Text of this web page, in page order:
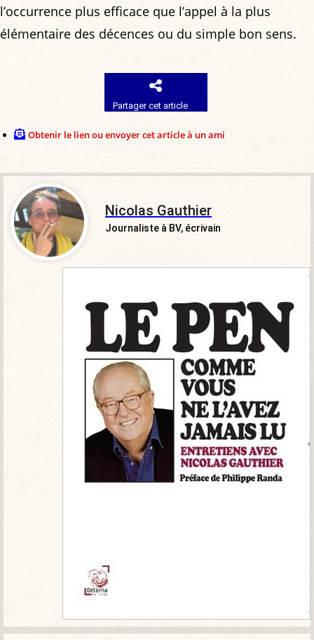
l’occurrence plus efficace que l’appel à la plus
élémentaire des décences ou du simple bon sens.
Partager cet article
Obtenir le lien ou envoyer cet article à un ami
Nicolas Gauthier
Journaliste à BV, écrivain